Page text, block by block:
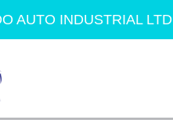
AUTO INDUSTRIAL LTD